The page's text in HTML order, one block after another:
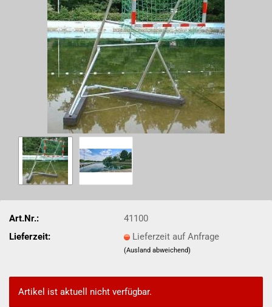
Art.Nr.:
41100
Lieferzeit:
Lieferzeit auf Anfrage
(Ausland abweichend)
Artikel ist aktuell nicht verfügbar.